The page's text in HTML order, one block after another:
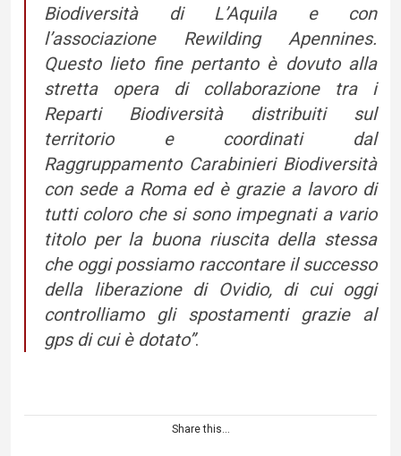
Biodiversità di L’Aquila e con
l’associazione Rewilding Apennines.
Questo lieto fine pertanto è dovuto alla
stretta opera di collaborazione tra i
Reparti Biodiversità distribuiti sul
territorio e coordinati dal
Raggruppamento Carabinieri Biodiversità
con sede a Roma ed è grazie a lavoro di
tutti coloro che si sono impegnati a vario
titolo per la buona riuscita della stessa
che oggi possiamo raccontare il successo
della liberazione di Ovidio, di cui oggi
controlliamo gli spostamenti grazie al
gps di cui è dotato”.
Share this...